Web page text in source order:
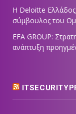
Η Deloitte Ελλάδος
σύμβουλος του
EFA GROUP:
ανάπτυξη